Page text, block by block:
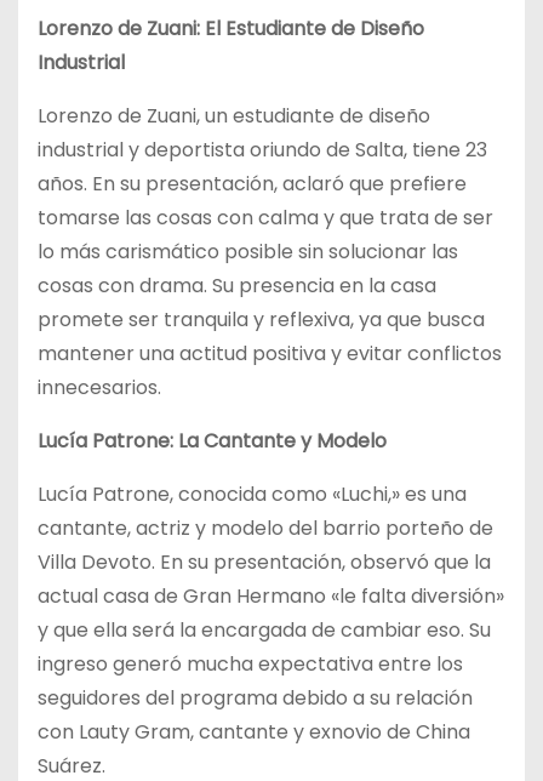
Lorenzo de Zuani: El Estudiante de Diseño
Industrial
Lorenzo de Zuani, un estudiante de diseño
industrial y deportista oriundo de Salta, tiene 23
años. En su presentación, aclaró que prefiere
tomarse las cosas con calma y que trata de ser
lo más carismático posible sin solucionar las
cosas con drama. Su presencia en la casa
promete ser tranquila y reflexiva, ya que busca
mantener una actitud positiva y evitar conflictos
innecesarios.
Lucía Patrone: La Cantante y Modelo
Lucía Patrone, conocida como «Luchi,» es una
cantante, actriz y modelo del barrio porteño de
Villa Devoto. En su presentación, observó que la
actual casa de Gran Hermano «le falta diversión»
y que ella será la encargada de cambiar eso. Su
ingreso generó mucha expectativa entre los
seguidores del programa debido a su relación
con Lauty Gram, cantante y exnovio de China
Suárez.